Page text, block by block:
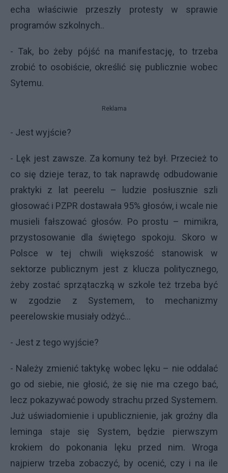
echa właściwie przeszły protesty w sprawie
programów szkolnych..
- Tak, bo żeby pójść na manifestację, to trzeba
zrobić to osobiście, określić się publicznie wobec
Sytemu.
Reklama
- Jest wyjście?
- Lęk jest zawsze. Za komuny też był. Przecież to
co się dzieje teraz, to tak naprawdę odbudowanie
praktyki z lat peerelu – ludzie posłusznie szli
głosować i PZPR dostawała 95% głosów, i wcale nie
musieli fałszować głosów. Po prostu – mimikra,
przystosowanie dla świętego spokoju. Skoro w
Polsce w tej chwili większość stanowisk w
sektorze publicznym jest z klucza politycznego,
żeby zostać sprzątaczką w szkole też trzeba być
w zgodzie z Systemem, to mechanizmy
peerelowskie musiały odżyć…
- Jest z tego wyjście?
- Należy zmienić taktykę wobec lęku – nie oddalać
go od siebie, nie głosić, że się nie ma czego bać,
lecz pokazywać powody strachu przed Systemem.
Już uświadomienie i upublicznienie, jak groźny dla
leminga staje się System, będzie pierwszym
krokiem do pokonania lęku przed nim. Wroga
najpierw trzeba zobaczyć, by ocenić, czy i na ile